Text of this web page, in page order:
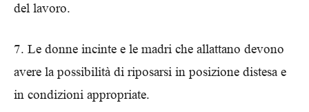
del lavoro.
7. Le donne incinte e le madri che allattano devono
avere la possibilità di riposarsi in posizione distesa e
in condizioni appropriate.